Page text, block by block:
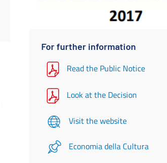
For further information
Read the Public Notice
Look at the Decision
Visit the website
Economia della Cultura